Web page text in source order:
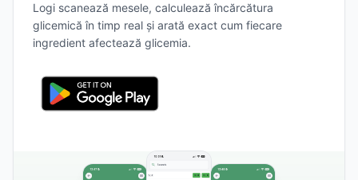
Logi scanează mesele, calculează încărcătura
glicemică în timp real și arată exact cum fiecare
ingredient afectează glicemia.